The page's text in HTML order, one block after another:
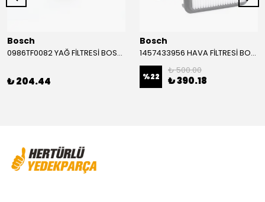
Bosch
0986TF0082 YAĞ FİLTRESİ BOSCH
₺ 204.44
Bosch
1457433956 HAVA FİLTRESİ BOSCH
%22
₺ 500.00
₺ 390.18